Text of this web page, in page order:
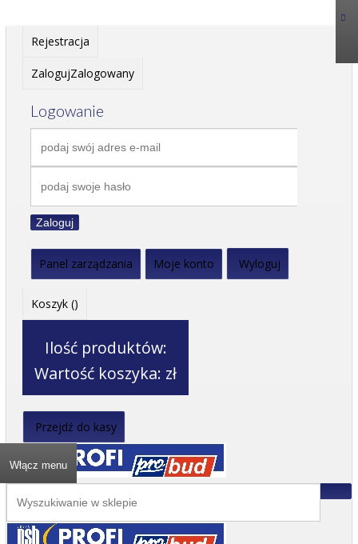
Rejestracja
ZalogujZalogowany
Logowanie
Zaloguj
Panel zarządzania Moje konto Wyloguj
Koszyk ()
Ilość produktów:
Wartość koszyka: zł
Przejdź do kasy
Włącz menu